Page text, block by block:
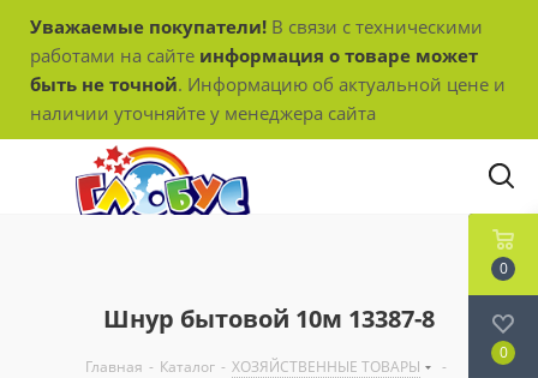
Уважаемые покупатели! В связи с техническими
работами на сайте информация о товаре может
быть не точной. Информацию об актуальной цене и
наличии уточняйте у менеджера сайта
Шнур бытовой 10м 13387-8
Главная - Каталог - ХОЗЯЙСТВЕННЫЕ ТОВАРЫ
-
0
0